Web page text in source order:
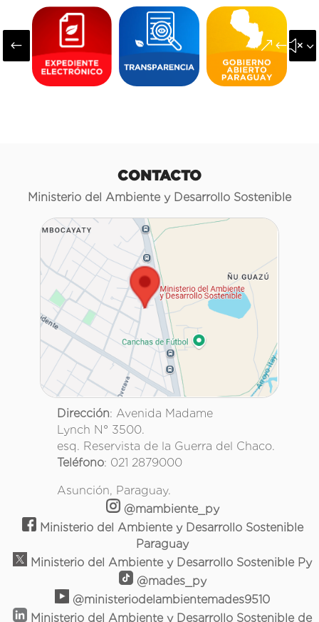
#
CONTACTO
Ministerio del Ambiente y Desarrollo Sostenible
Dirección: Avenida Madame
Lynch N° 3500.
esq. Reservista de la Guerra del Chaco.
Teléfono: 021 2879000
Asunción, Paraguay.
@mambiente_py
Ministerio del Ambiente y Desarrollo Sostenible
Paraguay
Ministerio del Ambiente y Desarrollo Sostenible Py
@mades_py
@ministeriodelambientemades9510
Ministerio del Ambiente y Desarrollo Sostenible de